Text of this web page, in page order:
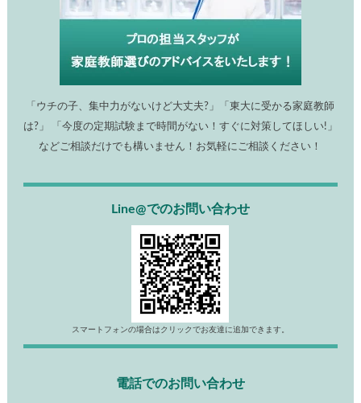
「ウチの子、集中力がないけど大丈夫?」「東大に受かる家庭教師
は?」 「今度の定期試験まで時間がない！すぐに対策してほしい!」
などご相談だけでも構いません！お気軽にご相談ください！
Line@でのお問い合わせ
スマートフォンの場合はクリックでお友達に追加できます。
電話でのお問い合わせ